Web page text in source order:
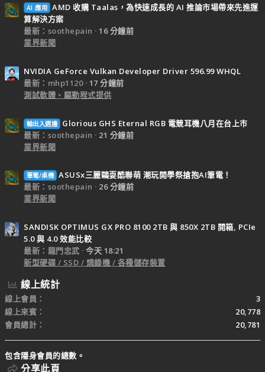
AI 應用 AMD 收購 Taalas，為快速成長的 AI 推論市場帶來先進運
算解決方案
最新：soothepain
16 分鐘前
業界新聞
NVIDIA GeForce Vulkan Developer Driver 596.99 WHQL
最新：mhp1120
17 分鐘前
測試軟體、驅動程式提供
輸出入週邊
Glorious GHS Eternal RGB 電競耳機八月在台上市
最新：soothepain
21 分鐘前
業界新聞
筆電/桌機 ASUSx三麗鷗耍酷聯萌 潮玩開學祭搶抱AI筆電！
最新：soothepain
26 分鐘前
業界新聞
SANDISK OPTIMUS GX PRO 8100 2TB 與 850X 2TB 開箱, PCIe
5.0 與 4.0 效能比較
最新：龍門忠武
今天 18:21
新型硬碟 / SSD / 燒錄機 / 各種儲存裝置
線上統計
線上會員
3
線上來賓
20,778
會員總計
20,781
包含隱身會員的總數。
分享此頁